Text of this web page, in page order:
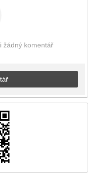
žádný komentář